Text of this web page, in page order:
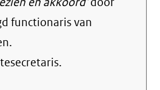
functionaris van
.